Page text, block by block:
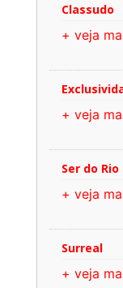
Classudo
+ veja
+ veja
Ser do Rio
+ veja
Surreal
+ veja